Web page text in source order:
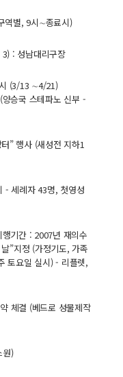
역별, 9시∼종료시)
: 성남대리구장
(3/13 ∼4/21)
승국 스테파노 신부 -
” 행사 (새성전 지하1
- 세례자 43명, 첫영성
기간 : 2007년 재의수
”지정 (가정기도, 가족
토요일 실시) - 리플렛,
체결 (베드로 성물제작
원)